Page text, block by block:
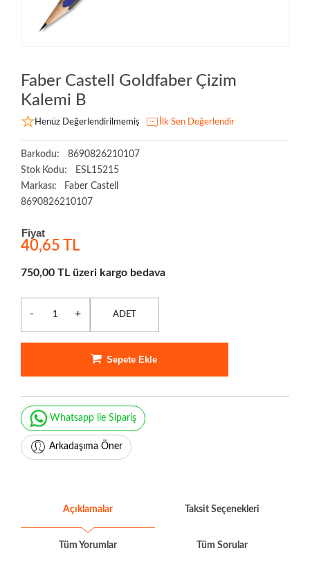
Faber Castell Goldfaber Çizim
Kalemi B
Henüz Değerlendirilmemiş İlk Sen Değerlendir
Barkodu:
8690826210107
Stok Kodu:
ESL15215
Markası:
Faber Castell
8690826210107
Fiyat
40,65 TL
750,00 TL üzeri kargo bedava
- + ADET
Sepete Ekle
Whatsapp ile Sipariş
Arkadaşıma Öner
Açıklamalar Taksit Seçenekleri
Tüm Yorumlar Tüm Sorular